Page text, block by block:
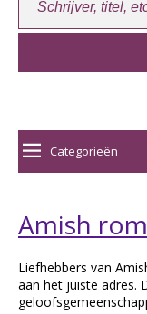
Categorieën
Amish
Liefhebbers van
aan het juiste adres.